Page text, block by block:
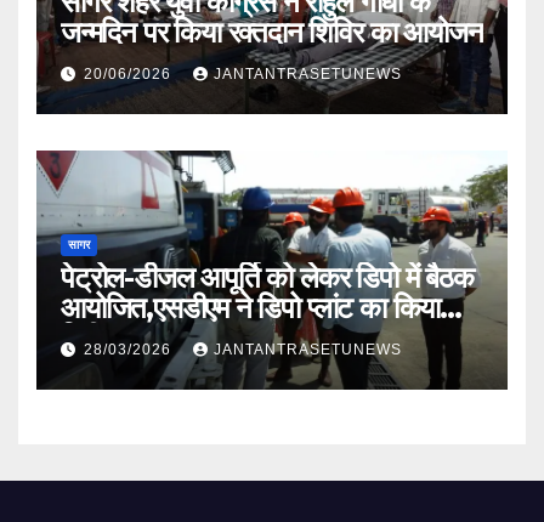
जन्मदिन पर किया रक्तदान शिविर का आयोजन
20/06/2026 JANTANTRASETUNEWS
सागर
पेट्रोल-डीजल आपूर्ति को लेकर डिपो में बैठक
आयोजित,एसडीएम ने डिपो प्लांट का किया
निरीक्षण
28/03/2026 JANTANTRASETUNEWS